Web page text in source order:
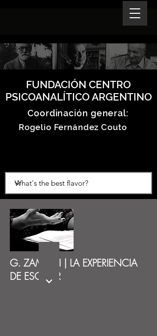
FUNDACIÓN CENTRO
PSICOANALÍTICO ARGENTINO
Coordinación general:
Rogelio Fernández Couto
G. ZAMPINI | LA EXPERIENCIA
DE ESCRIBIR